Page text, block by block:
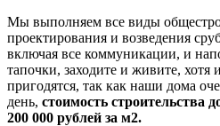
Мы выполняем все виды
проектирования и возведения
включая все коммуникации, и
тапочки, заходите и живите, хотя
пригодятся, так как наши дома
день, стоимость строительства
200 000 рублей за м2.